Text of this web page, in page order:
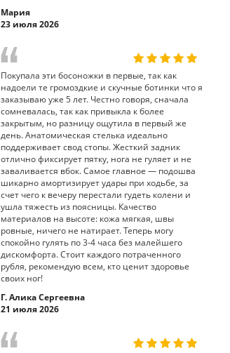
кроссовки 65-157-3 Sursil-
7 900 руб.
В корзину
Мария
23 июля 2026
Покупала эти босоножки в первые, так как
надоели те громоздкие и скучные ботинки что я
заказываю уже 5 лет. Честно говоря, сначала
сомневалась, так как привыкла к более
закрытым, но разницу ощутила в первый же
день. Анатомическая стелька идеально
поддерживает свод стопы. Жесткий задник
отлично фиксирует пятку, нога не гуляет и не
заваливается вбок. Самое главное — подошва
шикарно амортизирует удары при ходьбе, за
счет чего к вечеру перестали гудеть колени и
ушла тяжесть из поясницы. Качество
материалов на высоте: кожа мягкая, швы
ровные, ничего не натирает. Теперь могу
спокойно гулять по 3-4 часа без малейшего
дискомфорта. Стоит каждого потраченного
рубля, рекомендую всем, кто ценит здоровье
своих ног!
Г. Алика Сергеевна
21 июля 2026